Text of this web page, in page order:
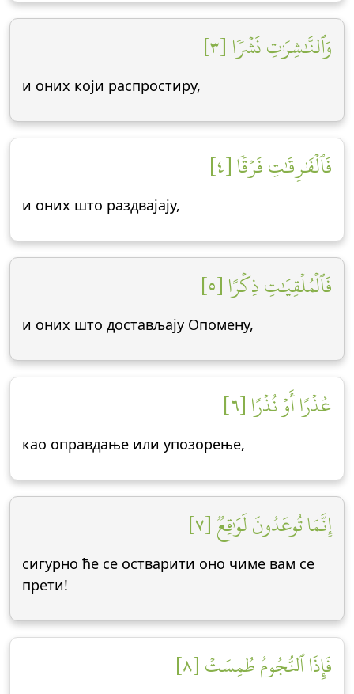
وَٱلنَّٰشِرَٰتِ نَشۡرٗا [٣]
и оних који распростиру,
فَٱلۡفَٰرِقَٰتِ فَرۡقٗا [٤]
и оних што раздвајају,
فَٱلۡمُلۡقِيَٰتِ ذِكۡرًا [٥]
и оних што достављају Опомену,
عُذۡرًا أَوۡ نُذۡرًا [٦]
као оправдање или упозорење,
إِنَّمَا تُوعَدُونَ لَوَٰقِعٞ [٧]
сигурно ће се остварити оно чиме вам се
прети!
فَإِذَا ٱلنُّجُومُ طُمِسَتۡ [٨]